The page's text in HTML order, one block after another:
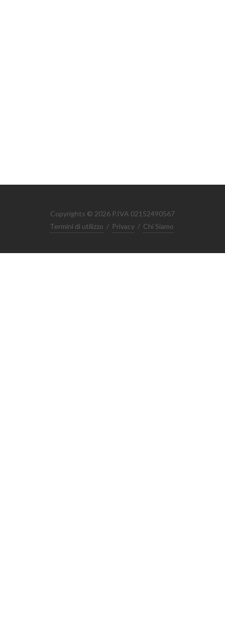
Copyrights © 2026 P.IVA 02152490567
Termini di utilizzo / Privacy / Chi Siamo